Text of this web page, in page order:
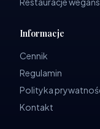
Informacje
Cennik
Regulamin
Polityka
Kontakt